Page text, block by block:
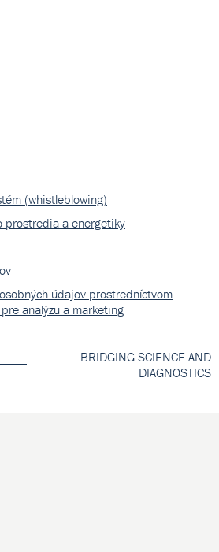
(whistleblowing)
prostredia a energetiky
údajov prostredníctvom
analýzu a marketing
BRIDGING SCIENCE AND
DIAGNOSTICS